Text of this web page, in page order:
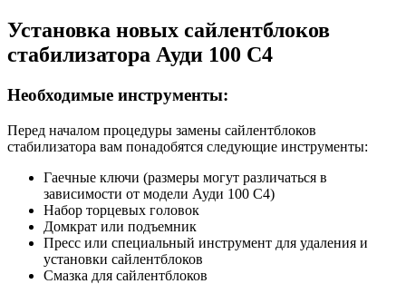
Установка новых сайлентблоков
стабилизатора Ауди 100 С4
Необходимые инструменты:
Перед началом процедуры замены сайлентблоков
стабилизатора вам понадобятся следующие инструменты:
Гаечные ключи (размеры могут различаться в
зависимости от модели Ауди 100 С4)
Набор торцевых головок
Домкрат или подъемник
Пресс или специальный инструмент для удаления и
установки сайлентблоков
Смазка для сайлентблоков